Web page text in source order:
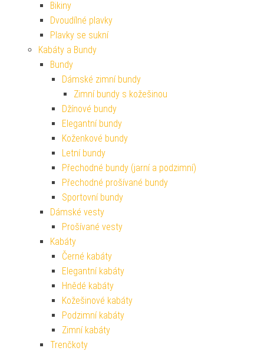
Bikiny
Dvoudílné plavky
Plavky se sukní
Kabáty a Bundy
Bundy
Dámské zimní bundy
Zimní bundy s kožešinou
Džínové bundy
Elegantní bundy
Koženkové bundy
Letní bundy
Přechodné bundy (jarní a podzimní)
Přechodné prošívané bundy
Sportovní bundy
Dámské vesty
Prošívané vesty
Kabáty
Černé kabáty
Elegantní kabáty
Hnědé kabáty
Kožešinové kabáty
Podzimní kabáty
Zimní kabáty
Trenčkoty